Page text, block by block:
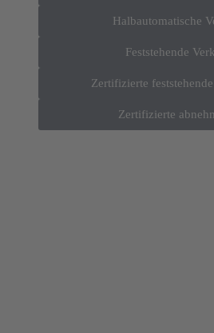
Halbautomatische
Feststehende
Zertifizierte
Zertifizierte